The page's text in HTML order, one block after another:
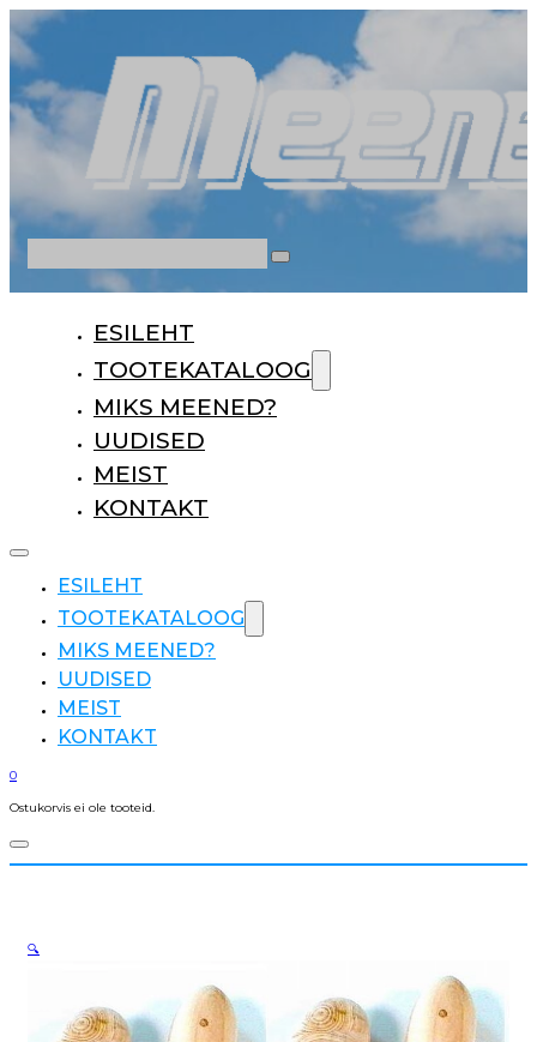
ESILEHT
TOOTEKATALOOG
MIKS MEENED?
UUDISED
MEIST
KONTAKT
ESILEHT
TOOTEKATALOOG
MIKS MEENED?
UUDISED
MEIST
KONTAKT
0
Ostukorvis ei ole tooteid.
🔍